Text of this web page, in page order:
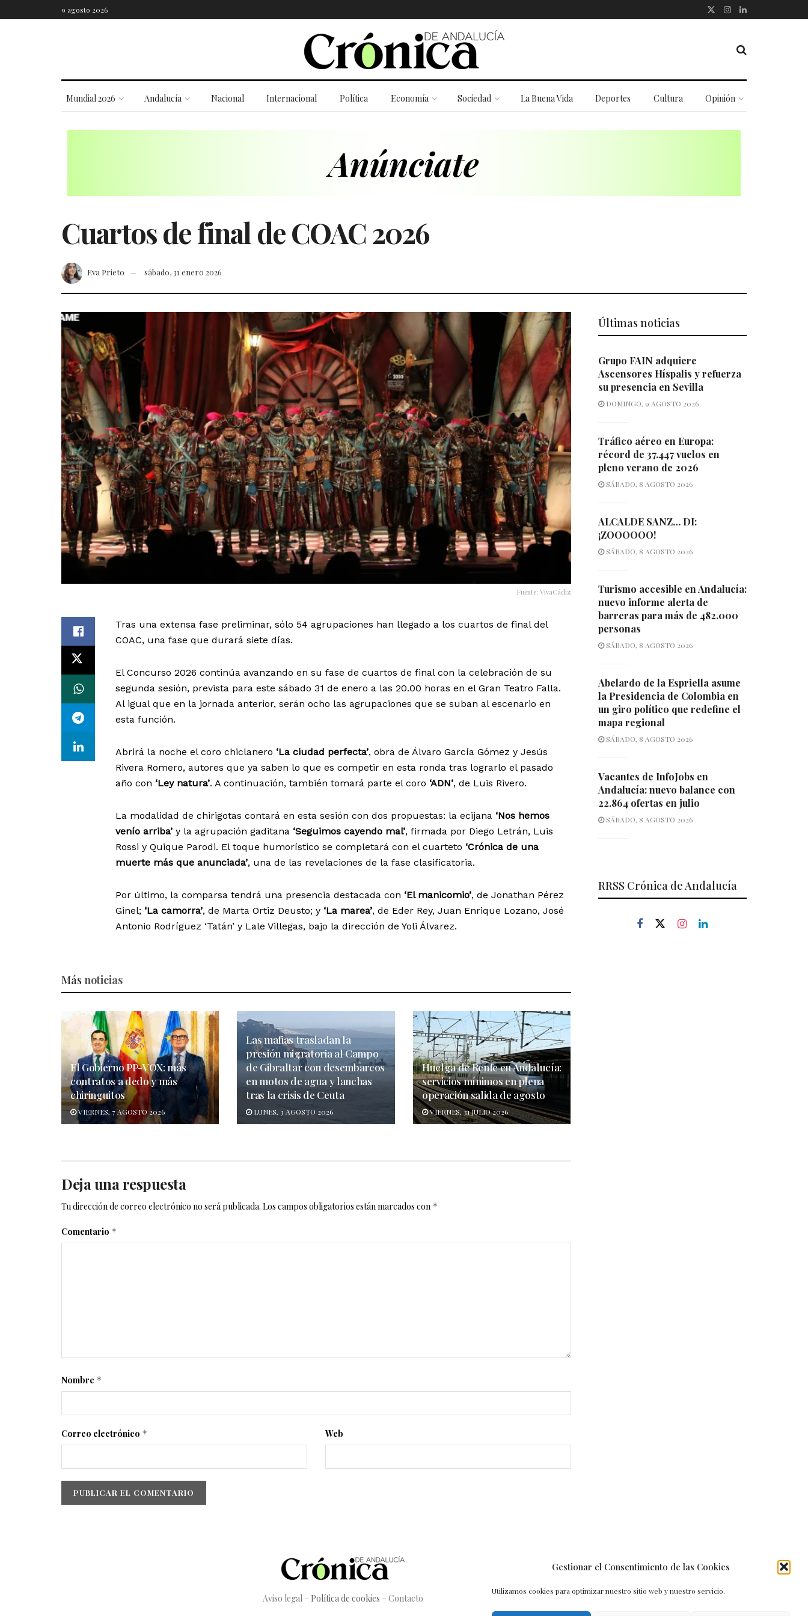
Gestionar el Consentimiento de las Cookies
Utilizamos cookies para optimizar nuestro sitio web y nuestro servicio.
9 agosto 2026
Mundial 2026 Andalucía Nacional Internacional Política Economía Sociedad La Buena Vida Deportes Cultura Opinión
Cuartos de final de COAC 2026
Eva Prieto sábado, 31 enero 2026
Fuente: VivaCádiz
Tras una extensa fase preliminar, sólo 54 agrupaciones han llegado a los cuartos de final del
COAC, una fase que durará siete días.
El Concurso 2026 continúa avanzando en su fase de cuartos de final con la celebración de su
segunda sesión, prevista para este sábado 31 de enero a las 20.00 horas en el Gran Teatro Falla.
Al igual que en la jornada anterior, serán ocho las agrupaciones que se suban al escenario en
esta función.
Abrirá la noche el coro chiclanero ‘La ciudad perfecta’, obra de Álvaro García Gómez y Jesús
Rivera Romero, autores que ya saben lo que es competir en esta ronda tras lograrlo el pasado
año con ‘Ley natura’. A continuación, también tomará parte el coro ‘ADN’, de Luis Rivero.
La modalidad de chirigotas contará en esta sesión con dos propuestas: la ecijana ‘Nos hemos
venío arriba’ y la agrupación gaditana ‘Seguimos cayendo mal’, firmada por Diego Letrán, Luis
Rossi y Quique Parodi. El toque humorístico se completará con el cuarteto ‘Crónica de una
muerte más que anunciada’, una de las revelaciones de la fase clasificatoria.
Por último, la comparsa tendrá una presencia destacada con ‘El manicomio’, de Jonathan Pérez
Ginel; ‘La camorra’, de Marta Ortiz Deusto; y ‘La marea’, de Eder Rey, Juan Enrique Lozano, José
Antonio Rodríguez ‘Tatán’ y Lale Villegas, bajo la dirección de Yoli Álvarez.
Más noticias
El Gobierno PP-VOX: más
contratos a dedo y más
chiringuitos
VIERNES, 7 AGOSTO 2026
Las mafias trasladan la
presión migratoria al Campo
de Gibraltar con desembarcos
en motos de agua y lanchas
tras la crisis de Ceuta
LUNES, 3 AGOSTO 2026
Huelga de Renfe en Andalucía:
servicios mínimos en plena
operación salida de agosto
VIERNES, 31 JULIO 2026
Deja una respuesta
Tu dirección de correo electrónico no será publicada. Los campos obligatorios están marcados con *
Comentario *
Nombre *
Correo electrónico * Web
Últimas noticias
Grupo FAIN adquiere
Ascensores Híspalis y refuerza
su presencia en Sevilla
DOMINGO, 9 AGOSTO 2026
Tráfico aéreo en Europa:
récord de 37.447 vuelos en
pleno verano de 2026
SÁBADO, 8 AGOSTO 2026
ALCALDE SANZ… DI:
¡ZOOOOOO!
SÁBADO, 8 AGOSTO 2026
Turismo accesible en Andalucía:
nuevo informe alerta de
barreras para más de 482.000
personas
SÁBADO, 8 AGOSTO 2026
Abelardo de la Espriella asume
la Presidencia de Colombia en
un giro político que redefine el
mapa regional
SÁBADO, 8 AGOSTO 2026
Vacantes de InfoJobs en
Andalucía: nuevo balance con
22.864 ofertas en julio
SÁBADO, 8 AGOSTO 2026
RRSS Crónica de Andalucía
Aviso legal – Política de cookies – Contacto